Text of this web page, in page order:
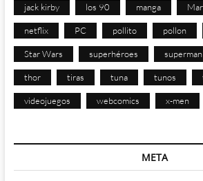
jack kirby los 90 manga
netflix PC pollito pollon
Star Wars superhéroes superman
thor tiras tuna tunos
videojuegos webcomics x-men
META